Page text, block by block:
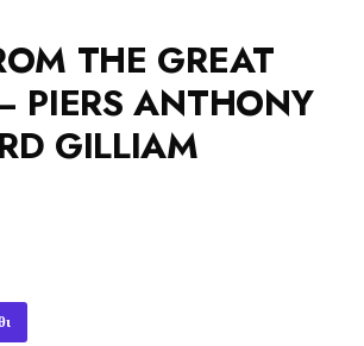
THE GREAT
PIERS ANTHONY
GILLIAM